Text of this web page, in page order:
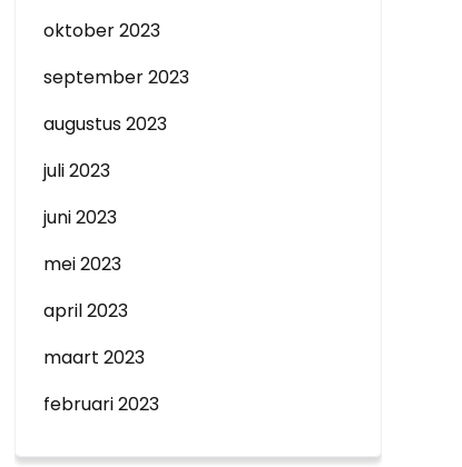
oktober 2023
september 2023
augustus 2023
juli 2023
juni 2023
mei 2023
april 2023
maart 2023
februari 2023